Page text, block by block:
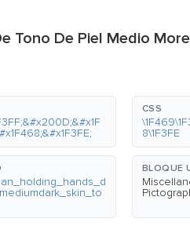
Tono De Piel Medio
CSS
8\1F3FE
BLOQUE